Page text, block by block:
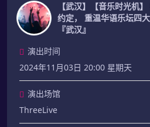
【武汉】【音乐时光机
约定， 重温华语乐坛四
『武汉』
演出时间
2024年11月03日 20:00 星期天
演出场馆
ThreeLive